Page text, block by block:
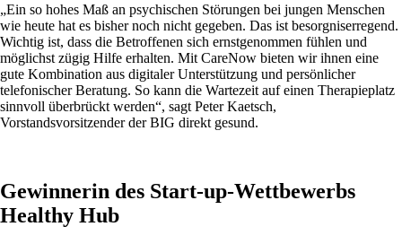
„Ein so hohes Maß an psychischen Störungen bei jungen Menschen
wie heute hat es bisher noch nicht gegeben. Das ist besorgniserregend.
Wichtig ist, dass die Betroffenen sich ernstgenommen fühlen und
möglichst zügig Hilfe erhalten. Mit CareNow bieten wir ihnen eine
gute Kombination aus digitaler Unterstützung und persönlicher
telefonischer Beratung. So kann die Wartezeit auf einen Therapieplatz
sinnvoll überbrückt werden“, sagt Peter Kaetsch,
Vorstandsvorsitzender der BIG direkt gesund.
Gewinnerin des Start-up-Wettbewerbs
Healthy Hub